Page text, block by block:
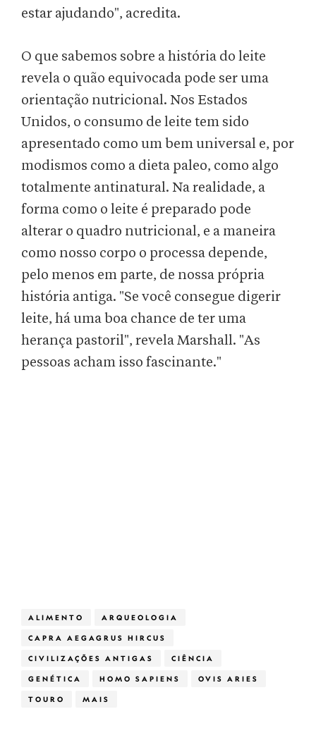
estar ajudando", acredita.
O que sabemos sobre a história do leite
revela o quão equivocada pode ser uma
orientação nutricional. Nos Estados
Unidos, o consumo de leite tem sido
apresentado como um bem universal e, por
modismos como a dieta paleo, como algo
totalmente antinatural. Na realidade, a
forma como o leite é preparado pode
alterar o quadro nutricional, e a maneira
como nosso corpo o processa depende,
pelo menos em parte, de nossa própria
história antiga. "Se você consegue digerir
leite, há uma boa chance de ter uma
herança pastoril", revela Marshall. "As
pessoas acham isso fascinante."
ALIMENTO ARQUEOLOGIA
CAPRA AEGAGRUS HIRCUS
CIVILIZAÇÕES ANTIGAS CIÊNCIA
GENÉTICA HOMO SAPIENS OVIS ARIES
TOURO MAIS